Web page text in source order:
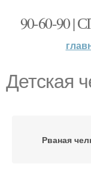
90-60-90
Детская
Рваная